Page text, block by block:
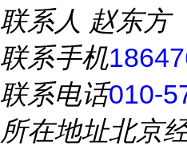
联系人 赵东方
联系手机
联系电话010-
所在地址北京